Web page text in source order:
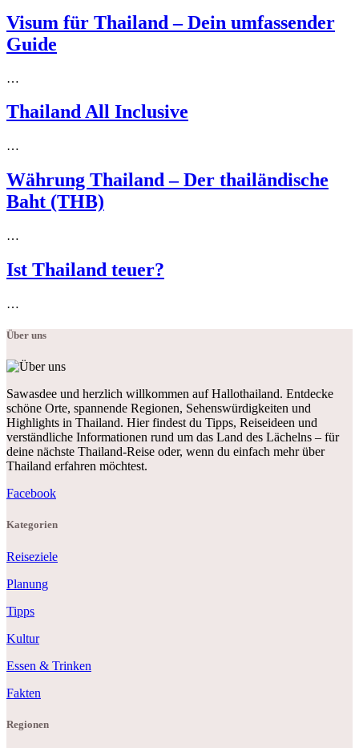
Visum für Thailand – Dein umfassender
Guide
…
Thailand All Inclusive
…
Währung Thailand – Der thailändische
Baht (THB)
…
Ist Thailand teuer?
…
Über uns
Sawasdee und herzlich willkommen auf Hallothailand. Entdecke
schöne Orte, spannende Regionen, Sehenswürdigkeiten und
Highlights in Thailand. Hier findest du Tipps, Reiseideen und
verständliche Informationen rund um das Land des Lächelns – für
deine nächste Thailand-Reise oder, wenn du einfach mehr über
Thailand erfahren möchtest.
Facebook
Kategorien
Reiseziele
Planung
Tipps
Kultur
Essen & Trinken
Fakten
Regionen